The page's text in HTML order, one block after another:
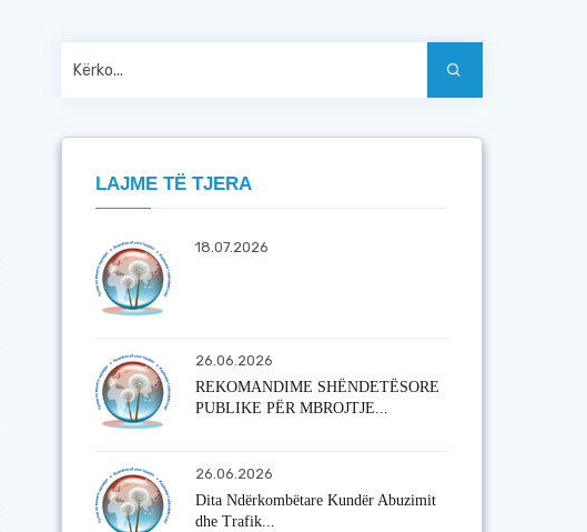
LAJME TË TJERA
18.07.2026
26.06.2026
REKOMANDIME SHËNDETËSORE
PUBLIKE PËR MBROJTJE...
26.06.2026
Dita Ndërkombëtare Kundër Abuzimit
dhe Trafik...